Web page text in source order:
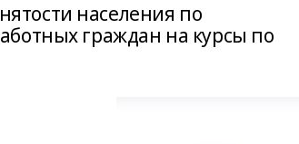
населения по
граждан на курсы по